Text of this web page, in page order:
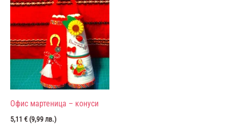
Офис мартеница – конуси
5,11 € (9,99лв.)